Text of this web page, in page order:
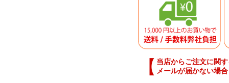
【 当店からご注文に関
メールが届かない場合